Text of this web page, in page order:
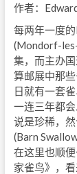
作者：Edward
每两年一度
(Mondorf-
集，而主办
算邮展中那
日就有一套
一连三年都
说是珍稀，
(Barn
在这里也顺
家雀鸟》，